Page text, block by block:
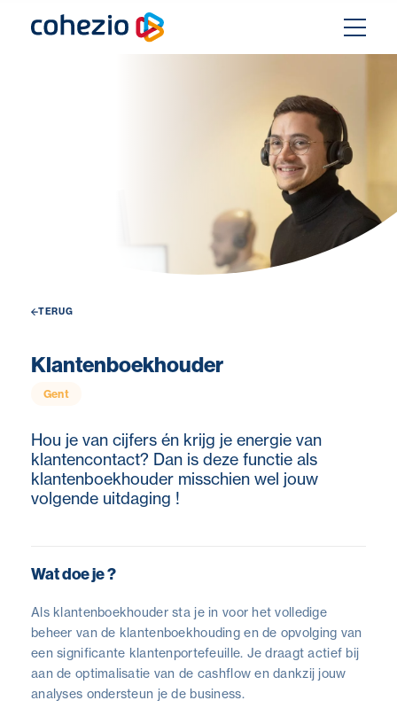
content
TERUG
Klantenboekhouder
Gent
Hou je van cijfers én krijg je energie van
klantencontact? Dan is deze functie als
klantenboekhouder misschien wel jouw
volgende uitdaging !
Wat doe je ?
Als klantenboekhouder sta je in voor het volledige
beheer van de klantenboekhouding en de opvolging van
een significante klantenportefeuille. Je draagt actief bij
aan de optimalisatie van de cashflow en dankzij jouw
analyses ondersteun je de business.